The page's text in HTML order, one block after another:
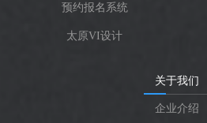
预约报名系统
太原VI设计
关于我们
企业介绍